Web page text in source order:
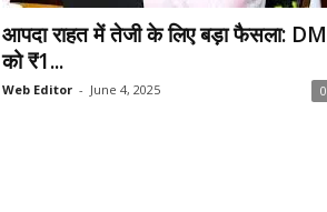
आपदा राहत में तेजी के लिए बड़ा फैसला: DM
को ₹1...
Web Editor - June 4, 2025 0